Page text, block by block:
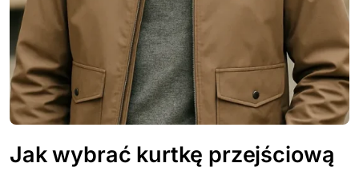
Jak wybrać kurtkę przejściową